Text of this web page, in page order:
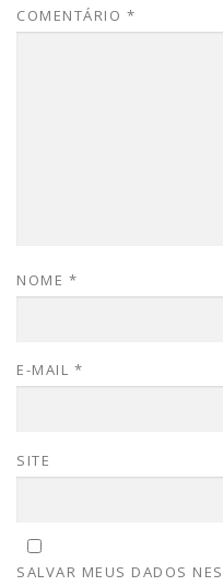
COMENTÁRIO *
NOME *
E-MAIL *
SITE
SALVAR MEUS DADOS